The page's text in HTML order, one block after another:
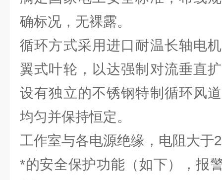
确标况，无裸露。
循环方式采用进口耐温长轴电
翼式叶轮，以达强制对流垂直
设有独立的不锈钢特制循环风
均匀并保持恒定。
工作室与各电源绝缘，电阻大于
*的安全保护功能（如下），报